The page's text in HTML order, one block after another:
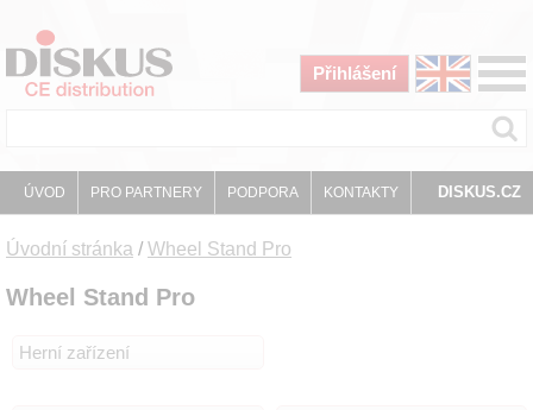
Přihlášení
ÚVOD PRO PARTNERY PODPORA KONTAKTY DISKUS.CZ
Úvodní stránka /Wheel Stand Pro
Wheel Stand Pro
Herní zařízení